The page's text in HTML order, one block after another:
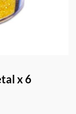
x 6